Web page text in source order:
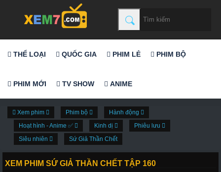
THỂ LOẠI QUỐC GIA PHIM LẺ PHIM BỘ
PHIM MỚI TV SHOW ANIME
Xem phim Phim bộ
Hành động
Hoạt hình - Anime ✅
Kinh dị
Phiêu lưu
Siêu nhiên
Sứ Giả Thần Chết
XEM PHIM SỨ GIẢ THẦN CHẾT TẬP 160